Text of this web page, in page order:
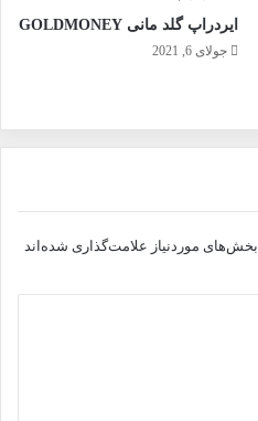
ایردراپ گلد مانی GOLDMONEY
جولای 6, 2021
بخش‌های موردنیاز علامت‌گذاری شده‌اند